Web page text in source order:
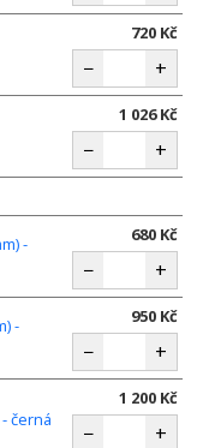
720 Kč
− +
1 026 Kč
− +
-
680 Kč
− +
-
950 Kč
− +
černá
1 200 Kč
− +